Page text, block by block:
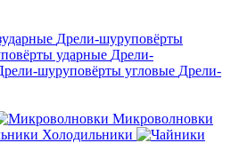
Дрели-шуруповёрты
Дрели-
Дрели-
Микроволновки
Холодильники